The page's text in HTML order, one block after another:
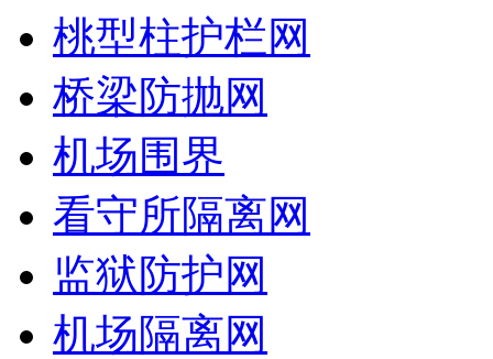
桃型柱护栏网
桥梁防抛网
机场围界
看守所隔离网
监狱防护网
机场隔离网